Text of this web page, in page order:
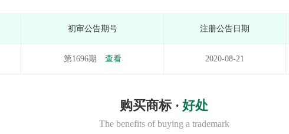
初审公告期号 注册公告日期
第1696期 查看 2020-08-21
购买商标 · 好处
The benefits of buying a trademark